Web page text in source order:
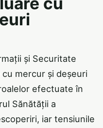
și Securitate
mercur și deșeuri
efectuate în
Sănătății a
iar tensiunile